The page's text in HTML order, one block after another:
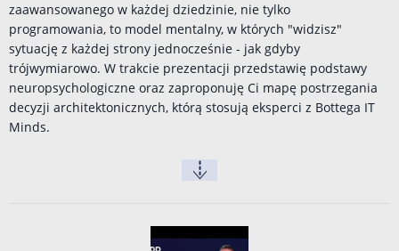
zaawansowanego w każdej dziedzinie, nie tylko
programowania, to model mentalny, w których "widzisz"
sytuację z każdej strony jednocześnie - jak gdyby
trójwymiarowo. W trakcie prezentacji przedstawię podstawy
neuropsychologiczne oraz zaproponuję Ci mapę postrzegania
decyzji architektonicznych, którą stosują eksperci z Bottega IT
Minds.